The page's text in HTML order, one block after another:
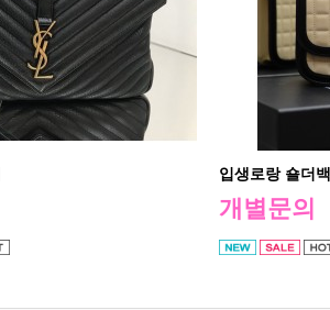
입생로랑 숄더백
개별문의